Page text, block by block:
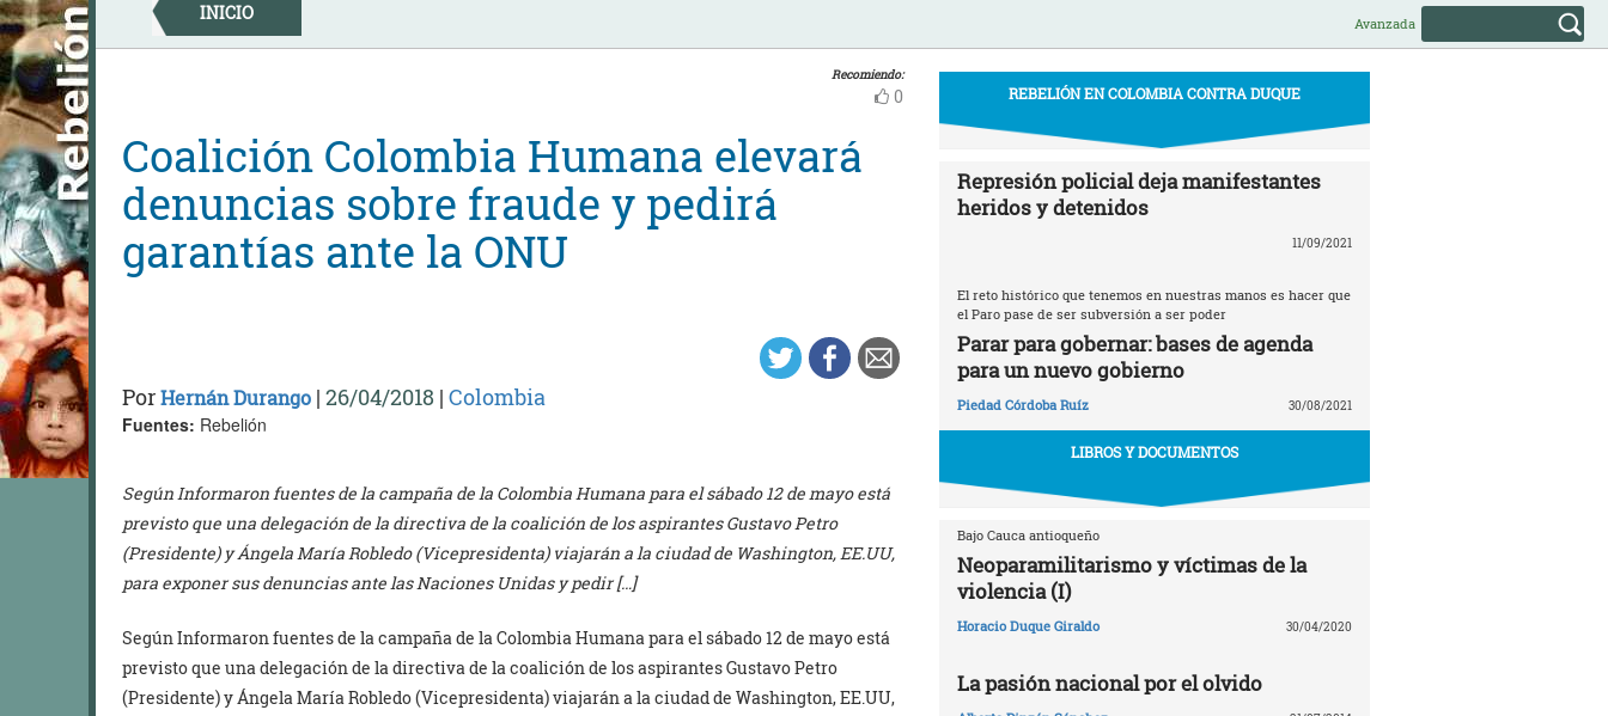
Skip
to
content
INICIO Avanzada
Recomiendo:
0
Coalición Colombia Humana elevará
denuncias sobre fraude y pedirá
garantías ante la ONU
PorHernán Durango | 26/04/2018 | Colombia
Fuentes: Rebelión
Según Informaron fuentes de la campaña de la Colombia Humana para el sábado 12 de mayo está
previsto que una delegación de la directiva de la coalición de los aspirantes Gustavo Petro
(Presidente) y Ángela María Robledo (Vicepresidenta) viajarán a la ciudad de Washington, EE.UU,
para exponer sus denuncias ante las Naciones Unidas y pedir […]
Según Informaron fuentes de la campaña de la Colombia Humana para el sábado 12 de mayo está
previsto que una delegación de la directiva de la coalición de los aspirantes Gustavo Petro
(Presidente) y Ángela María Robledo (Vicepresidenta) viajarán a la ciudad de Washington, EE.UU,
REBELIÓN EN COLOMBIA CONTRA DUQUE
Represión policial deja manifestantes
heridos y detenidos
11/09/2021
El reto histórico que tenemos en nuestras manos es hacer que
el Paro pase de ser subversión a ser poder
Parar para gobernar: bases de agenda
para un nuevo gobierno
Piedad Córdoba Ruíz 30/08/2021
LIBROS Y DOCUMENTOS
Bajo Cauca antioqueño
Neoparamilitarismo y víctimas de la
violencia (I)
Horacio Duque Giraldo 30/04/2020
La pasión nacional por el olvido